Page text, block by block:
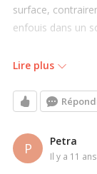
surface,
enfouis dans un
Au Québec, une
en ce sens
corroborée entre
Heat Pump
lucratif faisant de
Lire plus
P Petra
il y a 11 ans